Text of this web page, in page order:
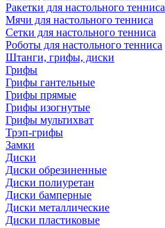
Ракетки для настольного тенниса
Мячи для настольного тенниса
Сетки для настольного тенниса
Роботы для настольного тенниса
Штанги, грифы, диски
Грифы
Грифы гантельные
Грифы прямые
Грифы изогнутые
Грифы мультихват
Трэп-грифы
Замки
Диски
Диски обрезиненные
Диски полиуретан
Диски бамперные
Диски металлические
Диски пластиковые